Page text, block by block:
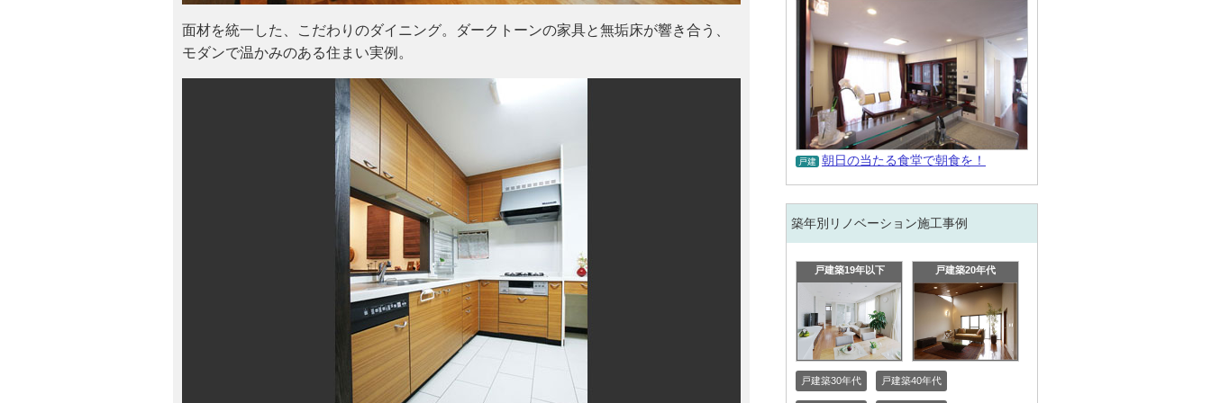
面材を統一した、こだわりのダイニング。ダークトーンの家具と無垢床が響き合う、
モダンで温かみのある住まい実例。
戸建 朝日の当たる食堂で朝食を！
築年別リノベーション施工事例
戸建築19年以下 戸建築20年代
戸建築30年代 戸建築40年代